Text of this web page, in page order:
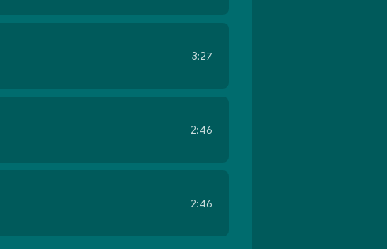
3:27
2:46
2:46